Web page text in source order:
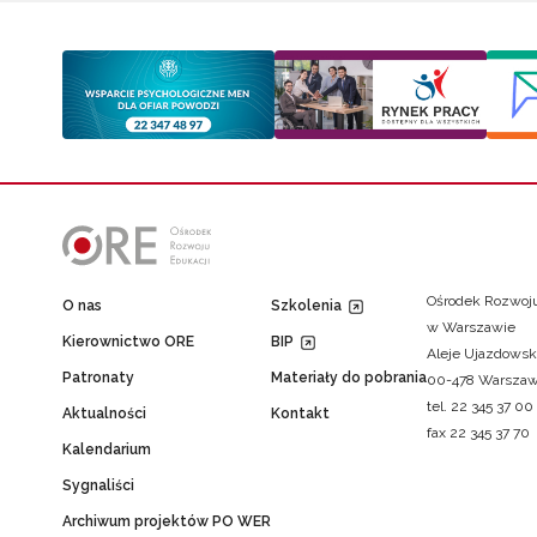
O nas
Kierownictwo ORE
Patronaty
Aktualności
Kalendarium
Sygnaliści
Archiwum projektów PO WER
Szkolenia
BIP
Materiały do pobrania
Kontakt
Ośrodek
w Warszawie
Aleje
00-478
tel. 22 345 37 00
fax 22 345 37 70